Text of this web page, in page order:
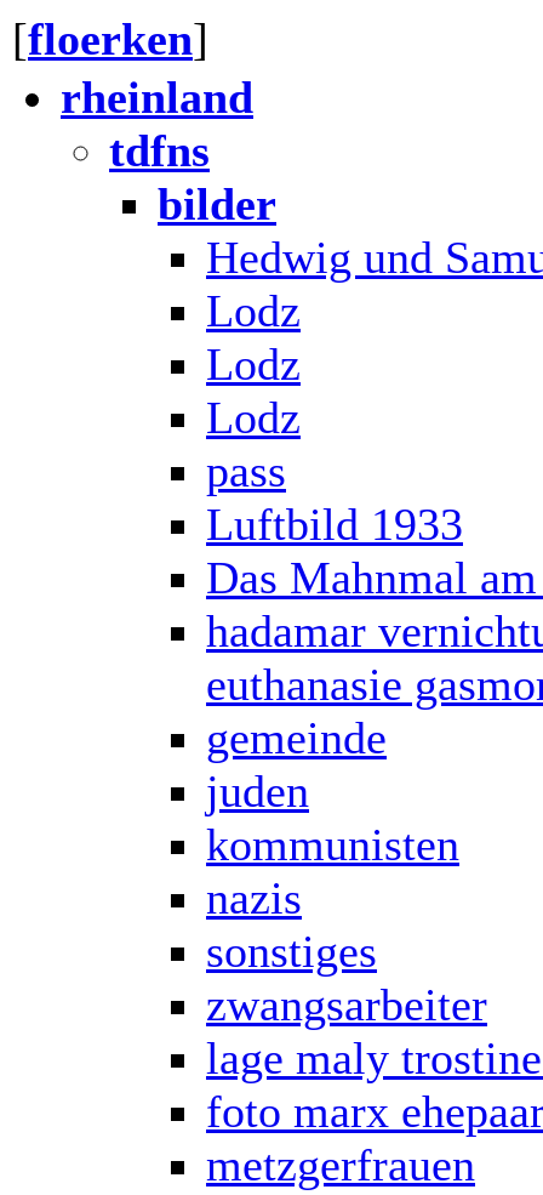
[floerken]
rheinland
tdfns
bilder
Hedwig und
Lodz
Lodz
Lodz
pass
Luftbild 1933
Das Mahnmal
hadamar
euthanasie
gemeinde
juden
kommunisten
nazis
sonstiges
zwangsarbeiter
lage maly
foto marx
metzgerfrauen